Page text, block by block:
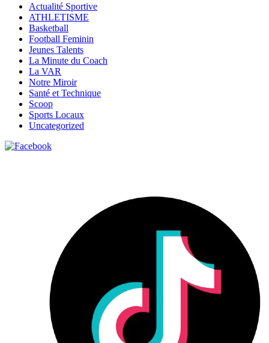
Actualité Sportive
ATHLETISME
Basketball
Football Feminin
Jeunes Talents
La Minute du Coach
La VAR
Notre Miroir
Santé et Technique
Scoop
Sports Locaux
Uncategorized